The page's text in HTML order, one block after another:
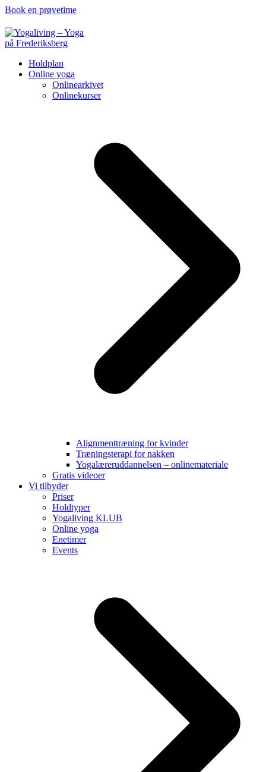
Book en prøvetime
Holdplan
Online yoga
Onlinearkivet
Onlinekurser
Alignmenttræning for kvinder
Træningsterapi for nakken
Yogalæreruddannelsen – onlinemateriale
Gratis videoer
Vi tilbyder
Priser
Holdtyper
Yogaliving KLUB
Online yoga
Enetimer
Events